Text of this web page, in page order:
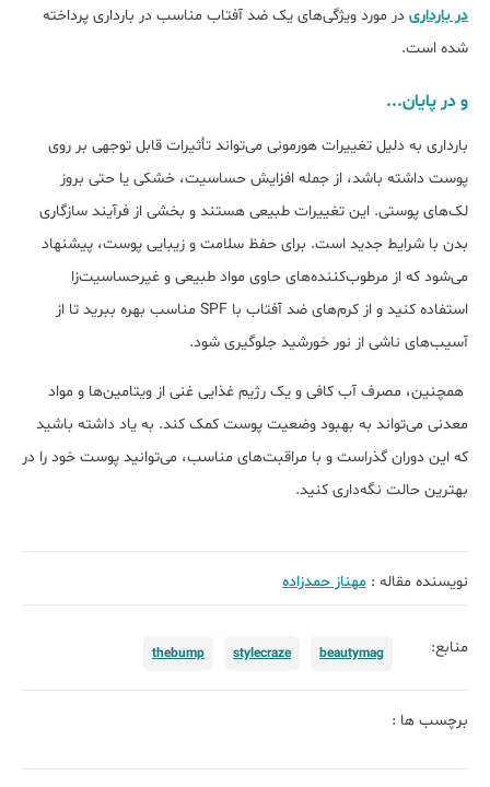
در بارداری در مورد ویژگی‌های یک ضد آفتاب مناسب در بارداری پرداخته
شده است.
و در پایان...
بارداری به دلیل تغییرات هورمونی می‌تواند تأثیرات قابل توجهی بر روی
پوست داشته باشد، از جمله افزایش حساسیت، خشکی یا حتی بروز
لک‌های پوستی. این تغییرات طبیعی هستند و بخشی از فرآیند سازگاری
بدن با شرایط جدید است. برای حفظ سلامت و زیبایی پوست، پیشنهاد
می‌شود که از مرطوب‌کننده‌های حاوی مواد طبیعی و غیرحساسیت‌زا
استفاده کنید و از کرم‌های ضد آفتاب با SPF مناسب بهره ببرید تا از
آسیب‌های ناشی از نور خورشید جلوگیری شود.
همچنین، مصرف آب کافی و یک رژیم غذایی غنی از ویتامین‌ها و مواد
معدنی می‌تواند به بهبود وضعیت پوست کمک کند. به یاد داشته باشید
که این دوران گذراست و با مراقبت‌های مناسب، می‌توانید پوست خود را در
بهترین حالت نگه‌داری کنید.
نویسنده مقاله : مهناز حمدزاده
منابع: beautymag
stylecraze
thebump
برچسب ها :